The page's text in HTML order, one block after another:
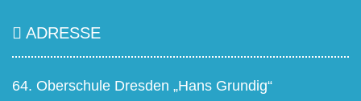
ADRESSE
64. Oberschule Dresden „Hans Grundig“